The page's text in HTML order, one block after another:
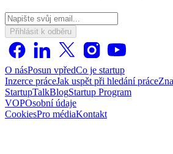
Přihlásit k odběru
O násPosun vpředCo je startup
Inzerce práceJak uspět při hledání práce
StartupTalkBlogStartup Program
VOPOsobní údaje
CookiesPro médiaKontakt